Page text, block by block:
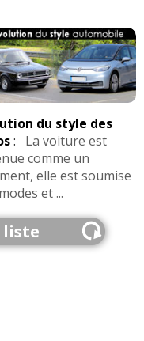
du style des
:
La voiture est
comme un
elle est soumise
et ...
liste